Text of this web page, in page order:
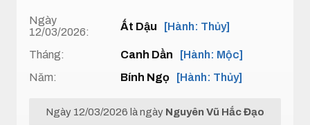
Ngày
12/03/2026:
Ất Dậu [Hành: Thủy]
Tháng: Canh Dần
[Hành: Mộc]
Năm:
Bính Ngọ [Hành: Thủy]
Ngày 12/03/2026 là ngày Nguyên Vũ Hắc Đạo